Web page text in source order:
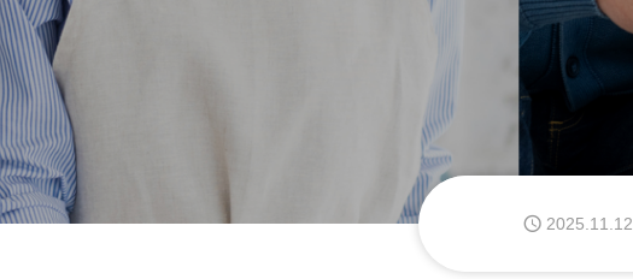
2025.11.12
2025.11.12